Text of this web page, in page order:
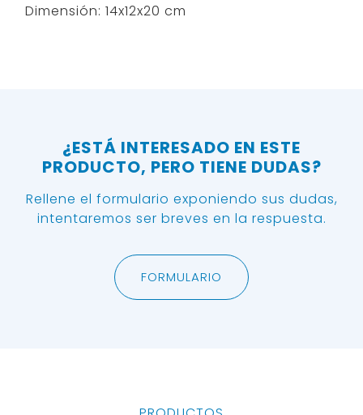
Dimensión: 14x12x20 cm
¿ESTÁ INTERESADO EN ESTE
PRODUCTO, PERO TIENE DUDAS?
Rellene el formulario exponiendo sus dudas,
intentaremos ser breves en la respuesta.
FORMULARIO